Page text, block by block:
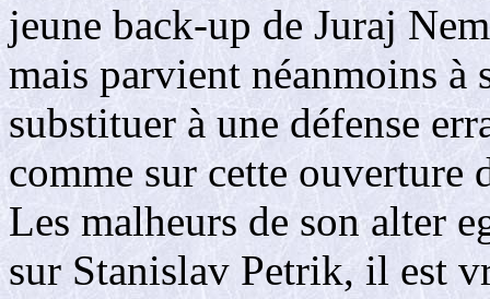
jeune back-up de Juraj
mais parvient néanmoins à
substituer à une défense
comme sur cette ouverture
Les malheurs de son alter
sur Stanislav Petrik, il est